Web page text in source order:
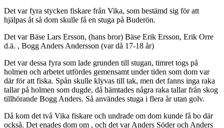
Det var fyra stycken fiskare från Vika, som bestämd sig för att
hjälpas åt så dom skulle få en stuga på Buderön.
Det var Bäse Lars Ersson, (hans bror) Bäse Erik Ersson, Erik Orre
d.ä. , Bogg Anders Andersson (var då 17-18 år)
Det var dessa fyra som lade grunden till stugan, timret togs på
holmen och arbetet utfördes gemensamt under tiden som dom var
där för att fiska. Spån skulle klyvas till tak, men det fanns inga raka
tallar på holmen som dugde, då hämtades några raka tallar från skog
tillhörande Bogg Anders. Så användes stuga i flera år utan golv.
Då kom det två Vika fiskare och undrade om dom kunde få bo där
också. Det enades dom om , och det var Anders Söder och Anders